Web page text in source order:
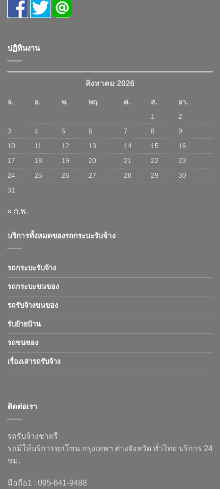
ปฏิทินงาน
สิงหาคม 2026
จ. อ. พ. พฤ. ศ. ส.
อา.
1
2
3
4 5 6 7 8
9
10
11 12 13 14 15
16
17
18 19 20 21 22
23
24
25 26 27 28 29
30
31
« ก.พ.
บริการทั้งหมดของรถกระบะรับจ้าง
รถกระบะรับจ้าง
รถกระบะขนของ
รถรับจ้างขนของ
รับย้ายบ้าน
รถขนของ
เรื่องเล่ารถรับจ้าง
ติดต่อเรา
รถรับจ้างชาตรี
รถมีให้บริการทุกโซน กรุงเทพฯ ต่างจังหวัด ทั่วไทย บริการ 24
ชม.
มือถือ1 : 095-641-9488